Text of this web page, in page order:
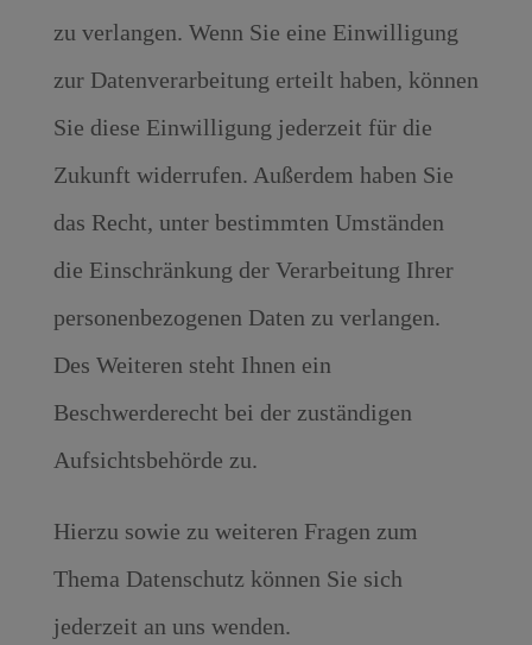
zu verlangen. Wenn Sie eine Einwilligung
zur Datenverarbeitung erteilt haben, können
Sie diese Einwilligung jederzeit für die
Zukunft widerrufen. Außerdem haben Sie
das Recht, unter bestimmten Umständen
die Einschränkung der Verarbeitung Ihrer
personenbezogenen Daten zu verlangen.
Des Weiteren steht Ihnen ein
Beschwerderecht bei der zuständigen
Aufsichtsbehörde zu.
Hierzu sowie zu weiteren Fragen zum
Thema Datenschutz können Sie sich
jederzeit an uns wenden.